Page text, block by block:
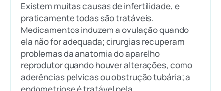
Existem muitas causas de infertilidade, e
praticamente todas são tratáveis.
Medicamentos induzem a ovulação quando
ela não for adequada; cirurgias recuperam
problemas da anatomia do aparelho
reprodutor quando houver alterações, como
aderências pélvicas ou obstrução tubária; a